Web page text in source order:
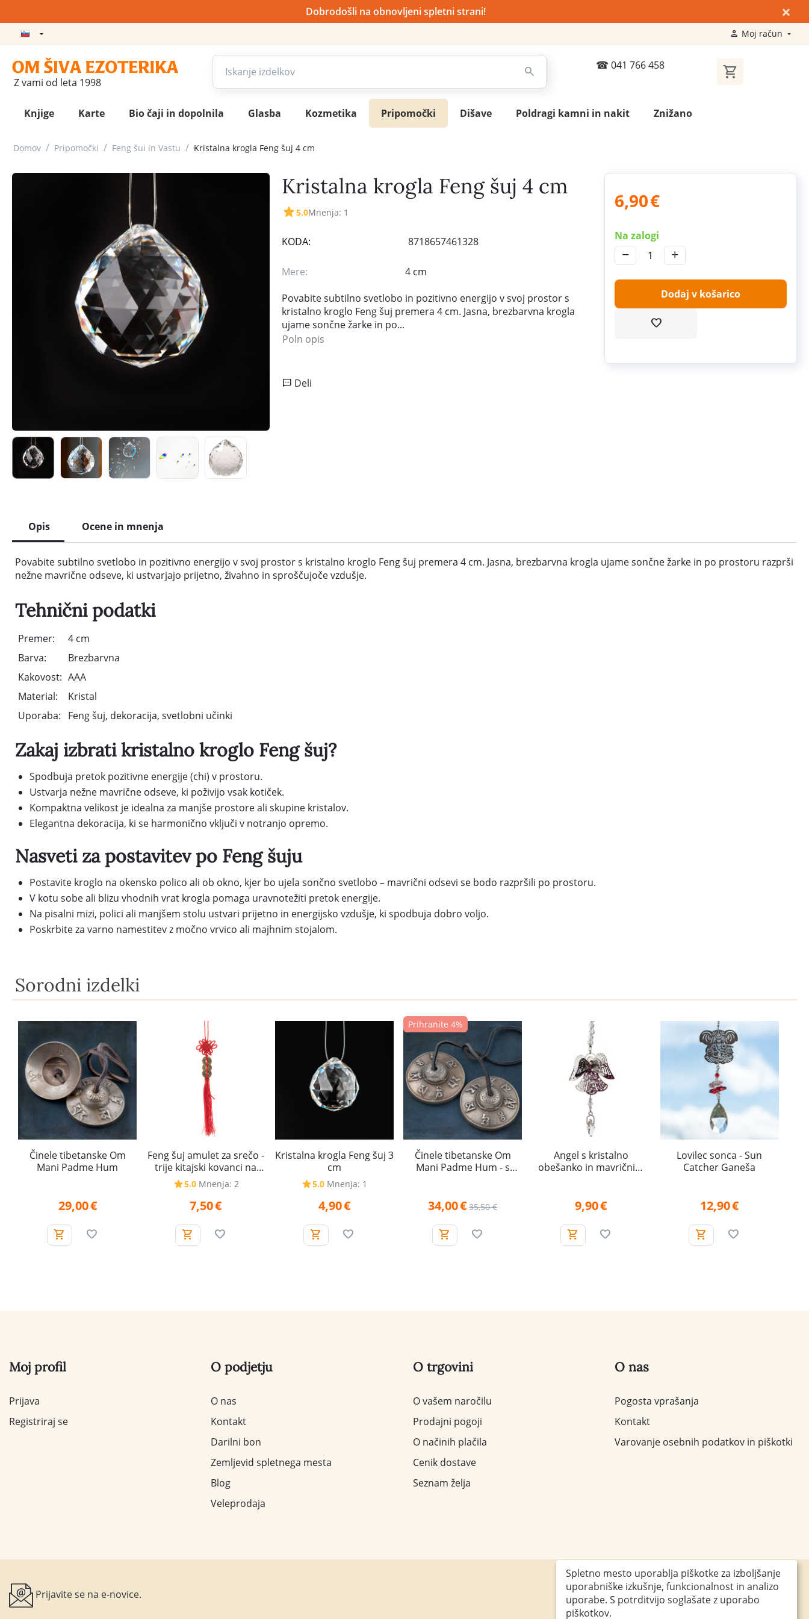
Dobrodošli na obnovljeni spletni strani! ×
Moj račun
Z vami od leta 1998
041 766 458
Knjige Karte Bio čaji in dopolnila Glasba Kozmetika Pripomočki Dišave Poldragi kamni in nakit Znižano
Domov / Pripomočki / Feng šui in Vastu / Kristalna krogla Feng šuj 4 cm
Kristalna krogla Feng šuj 4 cm
5.0Mnenja: 1
KODA: 8718657461328
Mere:
4 cm
Povabite subtilno svetlobo in pozitivno energijo v svoj prostor s
kristalno kroglo Feng šuj premera 4 cm. Jasna, brezbarvna krogla
ujame sončne žarke in po...
Poln opis
6,90€
Na zalogi
+
−
Dodaj v košarico
Deli
Opis Ocene in mnenja
Povabite subtilno svetlobo in pozitivno energijo v svoj prostor s kristalno kroglo Feng šuj premera 4 cm. Jasna, brezbarvna krogla ujame sončne žarke in po prostoru razprši
nežne mavrične odseve, ki ustvarjajo prijetno, živahno in sproščujoče vzdušje.
Tehnični podatki
Premer:
4 cm
Barva:
Brezbarvna
Kakovost: AAA
Material:
Kristal
Uporaba:
Feng šuj, dekoracija, svetlobni učinki
Zakaj izbrati kristalno kroglo Feng šuj?
Spodbuja pretok pozitivne energije (chi) v prostoru.
Ustvarja nežne mavrične odseve, ki poživijo vsak kotiček.
Kompaktna velikost je idealna za manjše prostore ali skupine kristalov.
Elegantna dekoracija, ki se harmonično vključi v notranjo opremo.
Nasveti za postavitev po Feng šuju
Postavite kroglo na okensko polico ali ob okno, kjer bo ujela sončno svetlobo – mavrični odsevi se bodo razpršili po prostoru.
V kotu sobe ali blizu vhodnih vrat krogla pomaga uravnotežiti pretok energije.
Na pisalni mizi, polici ali manjšem stolu ustvari prijetno in energijsko vzdušje, ki spodbuja dobro voljo.
Poskrbite za varno namestitev z močno vrvico ali majhnim stojalom.
Sorodni izdelki
Činele tibetanske Om
Mani Padme Hum
29,00€
Feng šuj amulet za srečo -
trije kitajski kovanci na
rdeči vrvici z vozlom
5.0 Mnenja: 2
7,50€
Kristalna krogla Feng šuj 3
cm
5.0 Mnenja: 1
4,90€
Prihranite 4%
Činele tibetanske Om
Mani Padme Hum - s
34,00€ 35,50 €
Angel s kristalno
obešanko in mavričnim
9,90€
Lovilec sonca - Sun
Catcher Ganeša
12,90€
Moj profil
Prijava
Registriraj se
O podjetju
O nas
Kontakt
Darilni bon
Zemljevid spletnega mesta
Blog
Veleprodaja
O trgovini
O vašem naročilu
Prodajni pogoji
O načinih plačila
Cenik dostave
Seznam želja
O nas
Pogosta vprašanja
Kontakt
Varovanje osebnih podatkov in piškotki
Prijavite se na e-novice. Obiščite nas
Spletno mesto uporablja piškotke za izboljšanje
uporabniške izkušnje, funkcionalnost in analizo
uporabe. S potrditvijo soglašate z uporabo
piškotkov.